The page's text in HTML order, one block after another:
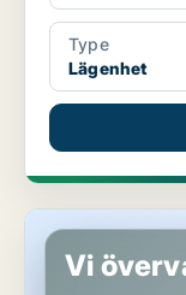
Type
Lägenhet
Lägenhet i Piteå
Vi